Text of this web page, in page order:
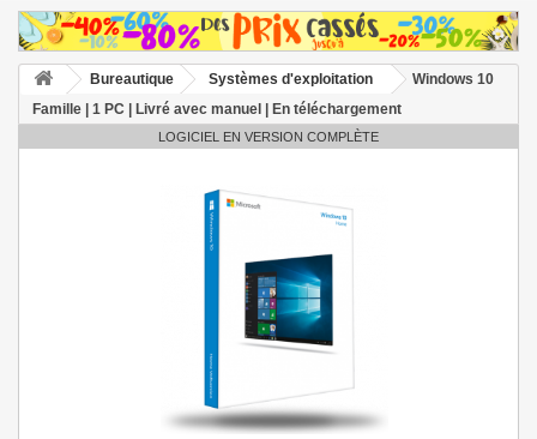
Bureautique Systèmes d'exploitation
Windows 10
Famille | 1 PC | Livré avec manuel | En téléchargement
LOGICIEL EN VERSION COMPLÈTE